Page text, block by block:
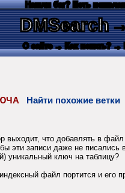
Нашли баг? Есть
DMSearch
О сайте → Как искать? →
Найти похожие ветки
что добавлять в
эти записи даже не
уникальный ключ на таблицу?
файл портится и его